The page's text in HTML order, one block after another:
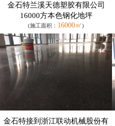
金石特兰溪天德塑胶有限公司
16000方本色钢化地坪
(施工面积： 16000㎡)
金石特接到浙江联动机械股份有